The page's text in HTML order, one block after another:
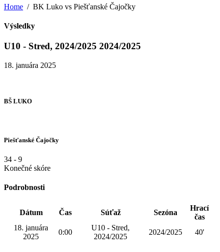
Home BK Luko vs Piešťanské Čajočky
Výsledky
U10 - Stred, 2024/2025 2024/2025
18. januára 2025
BŠ LUKO
Piešťanské Čajočky
34 - 9
Konečné skóre
Podrobnosti
Dátum Čas Súťaž Sezóna
Hrací
čas
18. januára
2025
0:00
U10 - Stred,
2024/2025
2024/2025 40'